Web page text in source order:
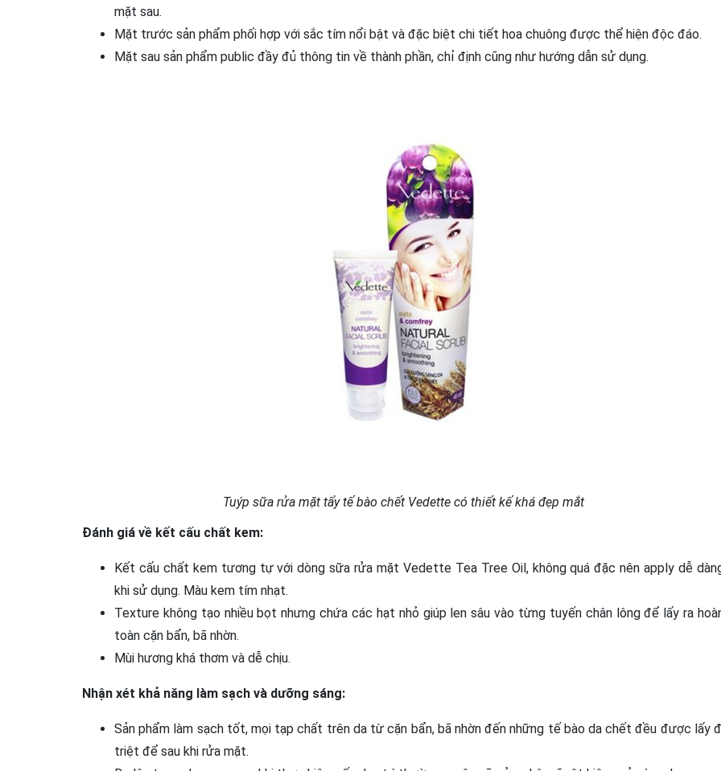
mặt sau.
Mặt trước sản phẩm phối hợp với sắc tím nổi bật và đặc biệt chi tiết hoa chuông được thể hiện độc đáo.
Mặt sau sản phẩm public đầy đủ thông tin về thành phần, chỉ định cũng như hướng dẫn sử dụng.
Tuýp sữa rửa mặt tẩy tế bào chết Vedette có thiết kế khá đẹp mắt
Đánh giá về kết cấu chất kem:
Kết cấu chất kem tương tự với dòng sữa rửa mặt Vedette Tea Tree Oil, không quá đặc nên apply dễ
khi sử dụng. Màu kem tím nhạt.
Texture không tạo nhiều bọt nhưng chứa các hạt nhỏ giúp len sâu vào từng tuyến chân lông để lấy ra
toàn cặn bẩn, bã nhờn.
Mùi hương khá thơm và dễ chịu.
Nhận xét khả năng làm sạch và dưỡng sáng:
Sản phẩm làm sạch tốt, mọi tạp chất trên da từ cặn bẩn, bã nhờn đến những tế bào da chết đều được lấy
triệt để sau khi rửa mặt.